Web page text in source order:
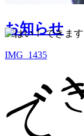
お知らせ
IMG_1435